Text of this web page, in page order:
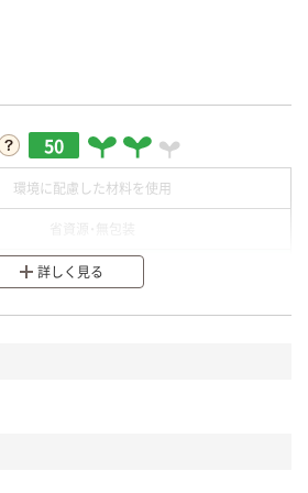
50
環境に配慮した材料を使用
分別・リサイクルしやすい設計
詳しく見る